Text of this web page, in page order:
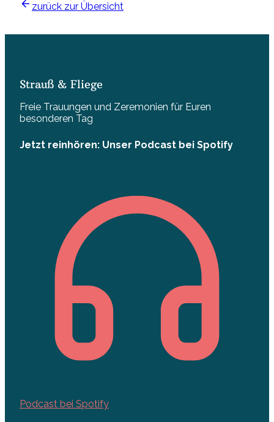
zurück zur Übersicht
Strauß & Fliege
Freie Trauungen und Zeremonien für Euren
besonderen Tag
Jetzt reinhören: Unser Podcast bei Spotify
Podcast bei Spotify